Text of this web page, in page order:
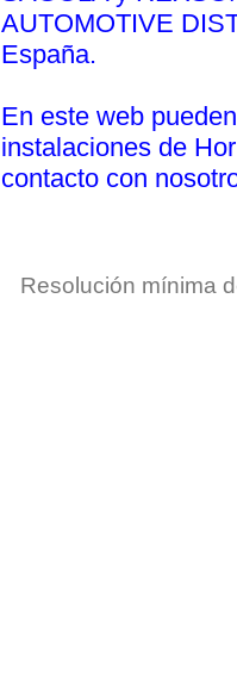
AUTOMOTIVE
España.
En este web
instalaciones de
contacto con
Resolución mínima